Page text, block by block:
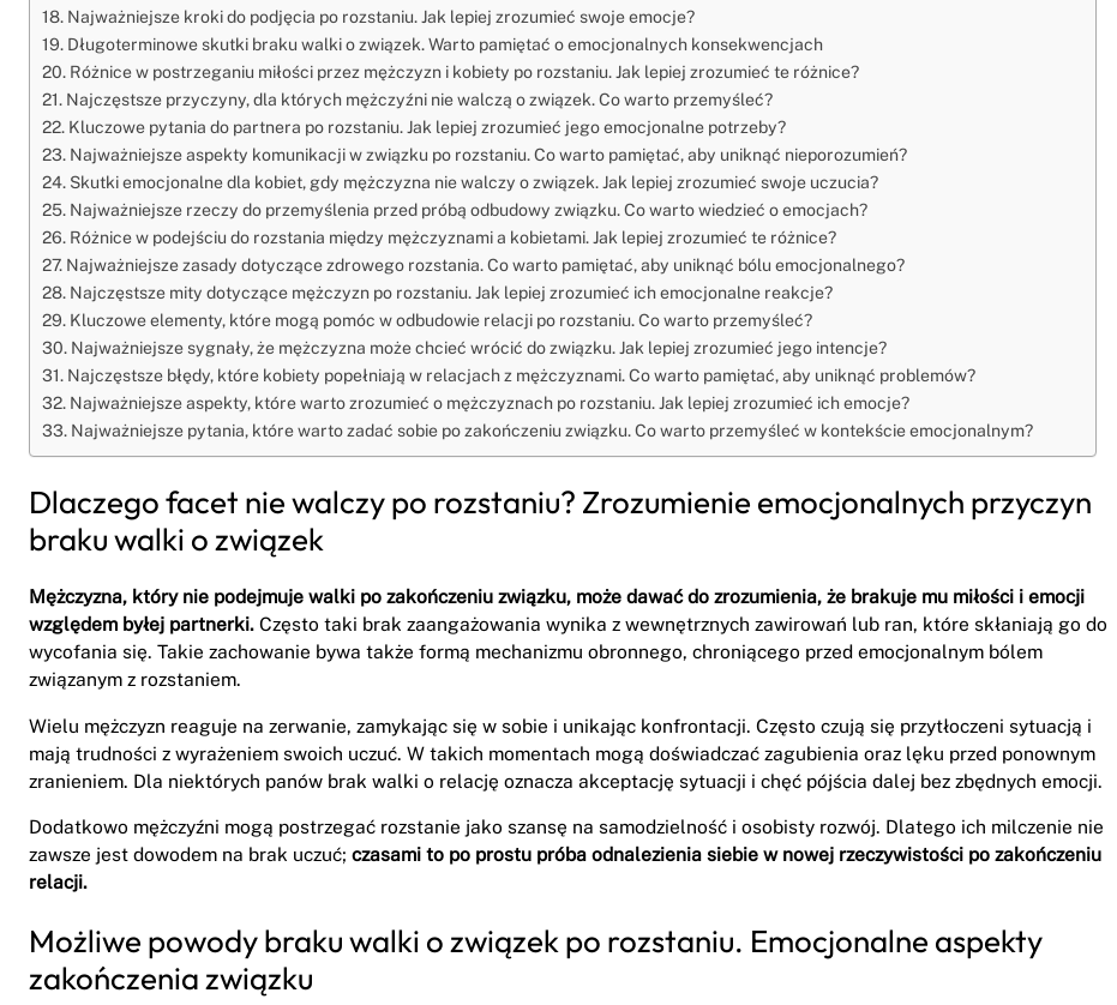
Najważniejsze kroki do podjęcia po rozstaniu. Jak lepiej zrozumieć swoje emocje?
Długoterminowe skutki braku walki o związek. Warto pamiętać o emocjonalnych konsekwencjach
Różnice w postrzeganiu miłości przez mężczyzn i kobiety po rozstaniu. Jak lepiej zrozumieć te różnice?
Najczęstsze przyczyny, dla których mężczyźni nie walczą o związek. Co warto przemyśleć?
Kluczowe pytania do partnera po rozstaniu. Jak lepiej zrozumieć jego emocjonalne potrzeby?
Najważniejsze aspekty komunikacji w związku po rozstaniu. Co warto pamiętać, aby uniknąć nieporozumień?
Skutki emocjonalne dla kobiet, gdy mężczyzna nie walczy o związek. Jak lepiej zrozumieć swoje uczucia?
Najważniejsze rzeczy do przemyślenia przed próbą odbudowy związku. Co warto wiedzieć o emocjach?
Różnice w podejściu do rozstania między mężczyznami a kobietami. Jak lepiej zrozumieć te różnice?
Najważniejsze zasady dotyczące zdrowego rozstania. Co warto pamiętać, aby uniknąć bólu emocjonalnego?
Najczęstsze mity dotyczące mężczyzn po rozstaniu. Jak lepiej zrozumieć ich emocjonalne reakcje?
Kluczowe elementy, które mogą pomóc w odbudowie relacji po rozstaniu. Co warto przemyśleć?
Najważniejsze sygnały, że mężczyzna może chcieć wrócić do związku. Jak lepiej zrozumieć jego intencje?
Najczęstsze błędy, które kobiety popełniają w relacjach z mężczyznami. Co warto pamiętać, aby uniknąć problemów?
Najważniejsze aspekty, które warto zrozumieć o mężczyznach po rozstaniu. Jak lepiej zrozumieć ich emocje?
Najważniejsze pytania, które warto zadać sobie po zakończeniu związku. Co warto przemyśleć w kontekście emocjonalnym?
Dlaczego facet nie walczy po rozstaniu? Zrozumienie emocjonalnych przyczyn
braku walki o związek
Mężczyzna, który nie podejmuje walki po zakończeniu związku, może dawać do zrozumienia, że brakuje mu miłości i emocji
względem byłej partnerki. Często taki brak zaangażowania wynika z wewnętrznych zawirowań lub ran, które skłaniają go do
wycofania się. Takie zachowanie bywa także formą mechanizmu obronnego, chroniącego przed emocjonalnym bólem
związanym z rozstaniem.
Wielu mężczyzn reaguje na zerwanie, zamykając się w sobie i unikając konfrontacji. Często czują się przytłoczeni sytuacją i
mają trudności z wyrażeniem swoich uczuć. W takich momentach mogą doświadczać zagubienia oraz lęku przed ponownym
zranieniem. Dla niektórych panów brak walki o relację oznacza akceptację sytuacji i chęć pójścia dalej bez zbędnych emocji.
Dodatkowo mężczyźni mogą postrzegać rozstanie jako szansę na samodzielność i osobisty rozwój. Dlatego ich milczenie nie
zawsze jest dowodem na brak uczuć; czasami to po prostu próba odnalezienia siebie w nowej rzeczywistości po zakończeniu
relacji.
Możliwe powody braku walki o związek po rozstaniu. Emocjonalne aspekty
zakończenia związku